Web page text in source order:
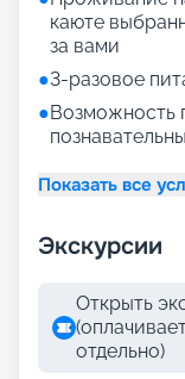
каюте
за вами
●3-разовое
●Возможность
Показать все
Экскурсии
Открыть
отдельно)